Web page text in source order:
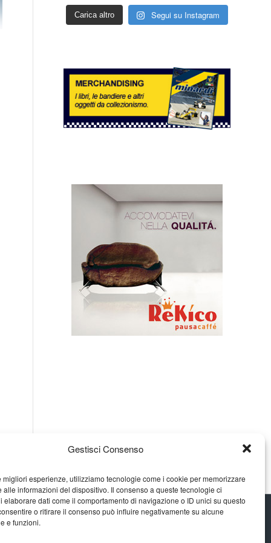
Gestisci Consenso
migliori esperienze, utilizziamo tecnologie come i cookie per memorizzare
alle informazioni del dispositivo. Il consenso a queste tecnologie ci
elaborare dati come il comportamento di navigazione o ID unici su questo
o ritirare il consenso può influire negativamente su alcune
e funzioni.
Carica altro Segui su Instagram